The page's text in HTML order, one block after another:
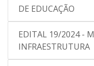
DE EDUCAÇÃO
EDITAL 19/2024 -
INFRAESTRUTURA